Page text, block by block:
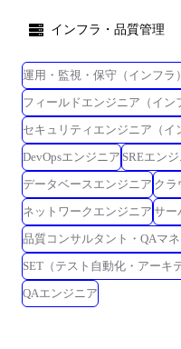
インフラ・品質管理
運用・監視・保守（インフラ）
フィールドエンジニア（イン
セキュリティエンジニア（イ
DevOpsエンジニア SREエン
データベースエンジニア クラ
ネットワークエンジニア サー
品質コンサルタント・QAマ
SET（テスト自動化・アーキ
QAエンジニア